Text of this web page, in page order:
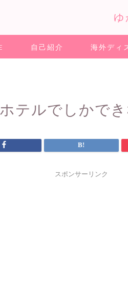
自己紹介 海外ディ
テルでしかで
スポンサーリンク